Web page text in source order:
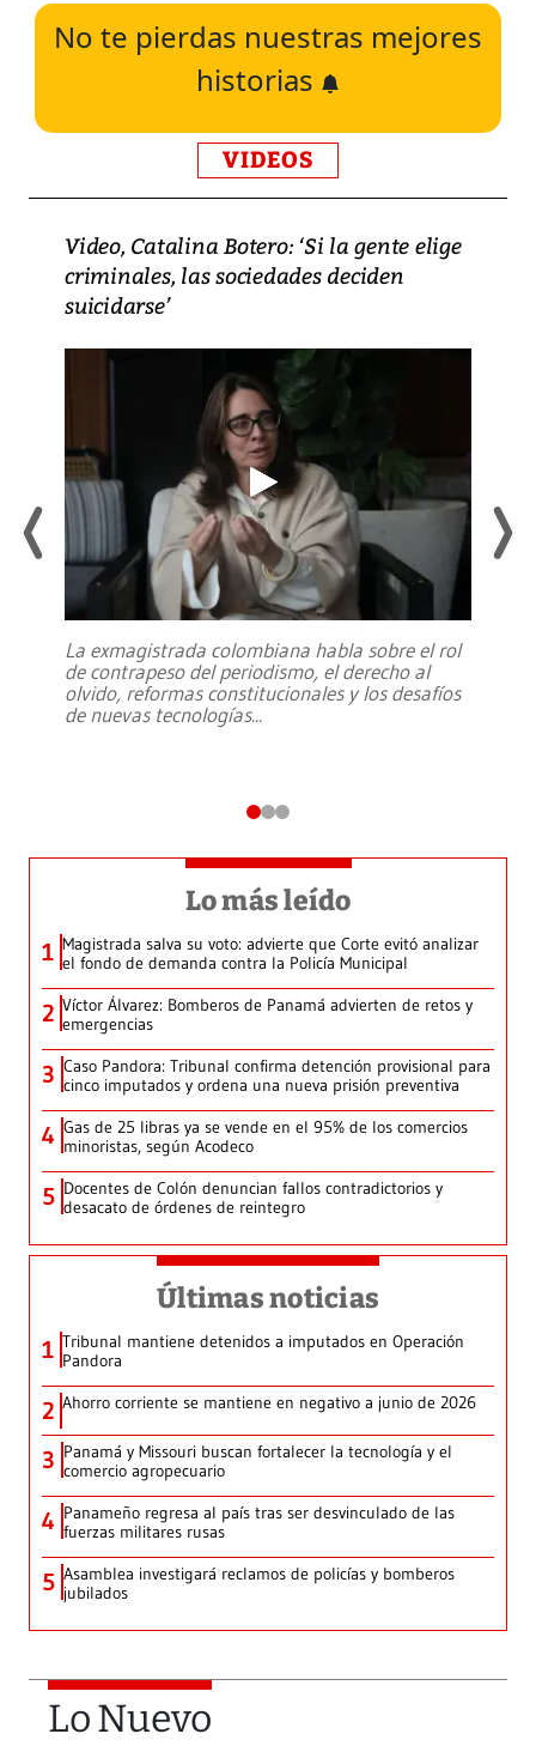
No te pierdas nuestras mejores
historias
VIDEOS
Video, Catalina Botero: ‘Si la gente elige
criminales, las sociedades deciden
suicidarse’
La exmagistrada colombiana habla sobre el rol
de contrapeso del periodismo, el derecho al
olvido, reformas constitucionales y los desafíos
de nuevas tecnologías...
Lo más leído
1 Magistrada salva su voto: advierte que Corte evitó analizar
el fondo de demanda contra la Policía Municipal
2 Víctor Álvarez: Bomberos de Panamá advierten de retos y
emergencias
3 Caso Pandora: Tribunal confirma detención provisional para
cinco imputados y ordena una nueva prisión preventiva
4 Gas de 25 libras ya se vende en el 95% de los comercios
minoristas, según Acodeco
5 Docentes de Colón denuncian fallos contradictorios y
desacato de órdenes de reintegro
Últimas noticias
1 Tribunal mantiene detenidos a imputados en Operación
Pandora
2 Ahorro corriente se mantiene en negativo a junio de 2026
3 Panamá y Missouri buscan fortalecer la tecnología y el
comercio agropecuario
4 Panameño regresa al país tras ser desvinculado de las
fuerzas militares rusas
5 Asamblea investigará reclamos de policías y bomberos
jubilados
Lo Nuevo